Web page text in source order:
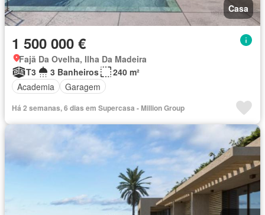
Casa
1 500 000 €
Fajã Da Ovelha, Ilha Da Madeira
T3
3 Banheiros
240 m²
Academia
Garagem
Há 2 semanas, 6 dias em Supercasa - Million Group